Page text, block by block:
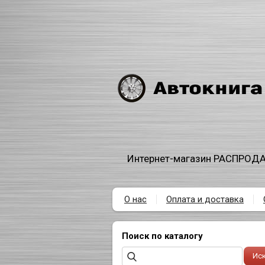
Интернет-магазин
О нас Оплата и доставка
Поиск по каталогу